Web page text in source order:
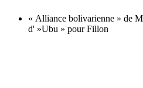
« Alliance bolivarienne » de
d' »Ubu » pour Fillon